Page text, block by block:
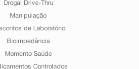
Drogal Drive-Thru
Manipulação
de Laboratório
Bioimpedância
Momento Saúde
Controlados